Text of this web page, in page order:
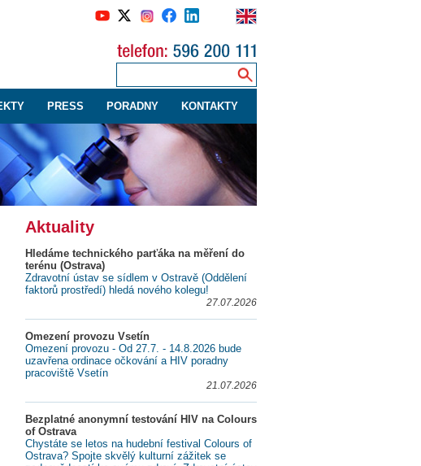
PRESS PORADNY KONTAKTY
Aktuality
Hledáme technického parťáka na měření do
terénu (Ostrava)
Zdravotní ústav se sídlem v Ostravě (Oddělení
faktorů prostředí) hledá nového kolegu!
27.07.2026
Omezení provozu Vsetín
Omezení provozu - Od 27.7. - 14.8.2026 bude
uzavřena ordinace očkování a HIV poradny
pracoviště Vsetín
21.07.2026
Bezplatné anonymní testování HIV na Colours
of Ostrava
Chystáte se letos na hudební festival Colours of
Ostrava? Spojte skvělý kulturní zážitek se